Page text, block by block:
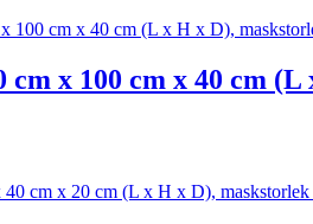
x 100 cm x 40 cm